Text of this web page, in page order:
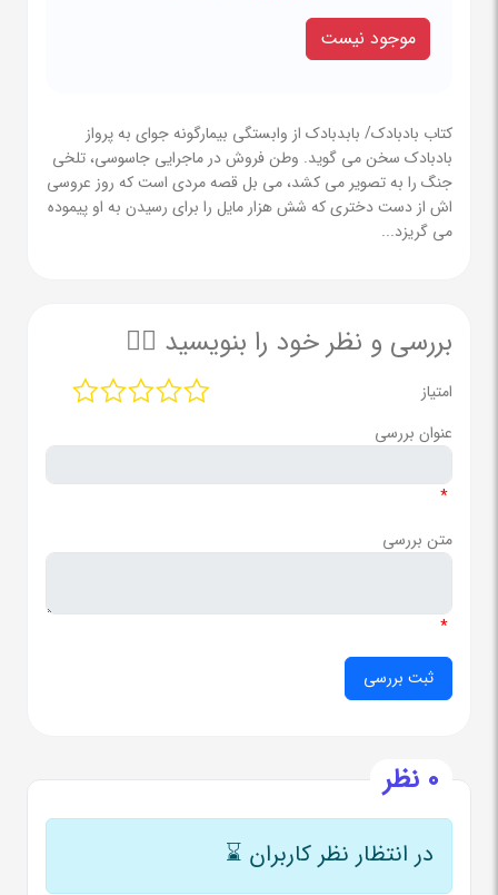
موجود نیست
کتاب بادبادک/ بابدبادک از وابستگی بیمارگونه جوای به پرواز
بادبادک سخن می گوید. وطن فروش در ماجرایی جاسوسی، تلخی
جنگ را به تصویر می کشد، می بل قصه مردی است که روز عروسی
اش از دست دختری که شش هزار مایل را برای رسیدن به او پیموده
می گریزد...
بررسی و نظر خود را بنویسید ✍🏻
امتیاز
عنوان بررسی
*
متن بررسی
*
0 نظر
در انتظار نظر کاربران ⌛